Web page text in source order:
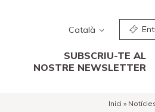
Català
SUBSCRIU-TE AL
NOSTRE NEWSLETTER
Inici »